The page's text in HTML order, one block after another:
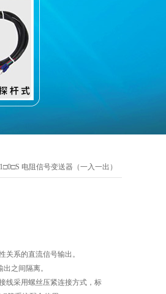
电阻信号变送器（一入一出）
关系的直流信号输出。
之间隔离。
线采用螺丝压紧连接方式，标